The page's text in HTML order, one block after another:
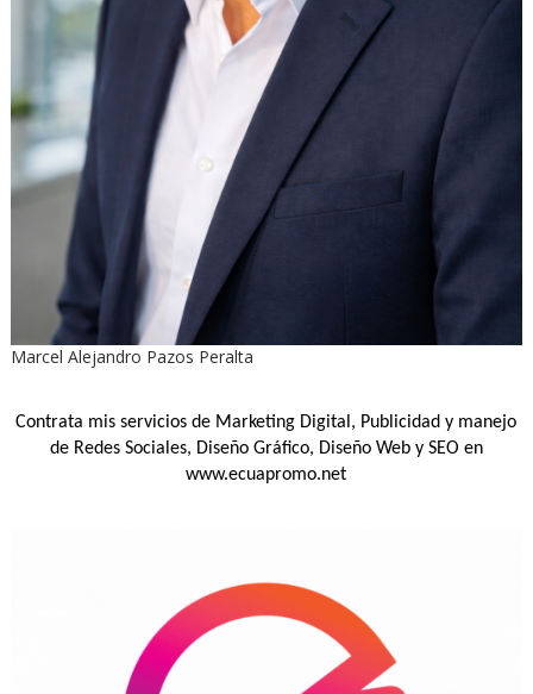
Marcel Alejandro Pazos Peralta
Contrata mis servicios de Marketing Digital, Publicidad y manejo
de Redes Sociales, Diseño Gráfico, Diseño Web y SEO en
www.ecuapromo.net